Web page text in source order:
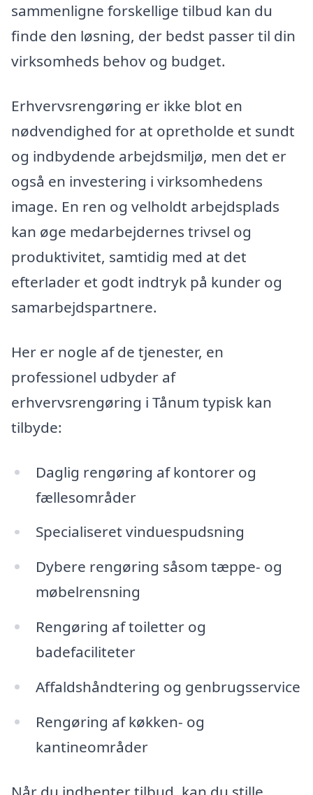
sammenligne forskellige tilbud kan du
finde den løsning, der bedst passer til din
virksomheds behov og budget.
Erhvervsrengøring er ikke blot en
nødvendighed for at opretholde et sundt
og indbydende arbejdsmiljø, men det er
også en investering i virksomhedens
image. En ren og velholdt arbejdsplads
kan øge medarbejdernes trivsel og
produktivitet, samtidig med at det
efterlader et godt indtryk på kunder og
samarbejdspartnere.
Her er nogle af de tjenester, en
professionel udbyder af
erhvervsrengøring i Tånum typisk kan
tilbyde:
Daglig rengøring af kontorer og
fællesområder
Specialiseret vinduespudsning
Dybere rengøring såsom tæppe- og
møbelrensning
Rengøring af toiletter og
badefaciliteter
Affaldshåndtering og genbrugsservice
Rengøring af køkken- og
kantineområder